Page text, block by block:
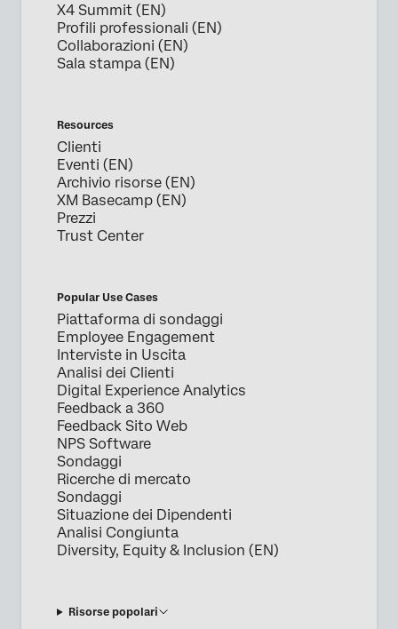
Privacy
Optin
Fornendo queste informazioni, l'utente accetta che
possiamo elaborare i dati personali dell'utente in
conformità con la nostraInformativa sulla privacy
X4 Summit (EN)
Profili professionali (EN)
Collaborazioni (EN)
Sala stampa (EN)
Resources
Clienti
Eventi (EN)
Archivio risorse (EN)
XM Basecamp (EN)
Prezzi
Trust Center
Popular Use Cases
Piattaforma di sondaggi
Employee Engagement
Interviste in Uscita
Analisi dei Clienti
Digital Experience Analytics
Feedback a 360
Feedback Sito Web
NPS Software
Sondaggi
Ricerche di mercato
Sondaggi
Situazione dei Dipendenti
Analisi Congiunta
Diversity, Equity & Inclusion (EN)
Risorse popolari